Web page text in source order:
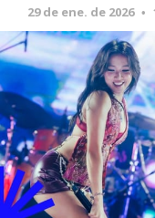
29 de ene. de 2026